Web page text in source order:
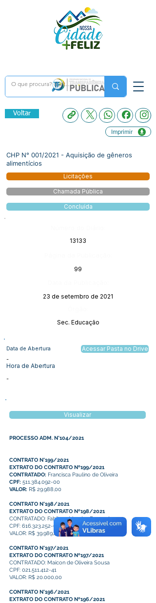
Voltar
Imprimir
CHP N° 001/2021 - Aquisição de gêneros
alimentícios
Licitações
Chamada Pública
Concluída
13133
99
23 de setembro de 2021
Sec. Educação
Data de Abertura
-
Hora de Abertura
-
Acessar Pasta no Drive
Visualizar
PROCESSO ADM. N°104/2021
CONTRATO N°199/2021
EXTRATO DO CONTRATO Nº199/2021
CONTRATADO: Francisca Paulino de Oliveira
CPF: 511.384.092-00
VALOR: R$ 29.988,00
CONTRATO N°198/2021
EXTRATO DO CONTRATO Nº198/2021
CONTRATADO: Fabilene Mendes Fernandes
CPF: 616.323.252-68
VALOR: R$ 39.989,40
CONTRATO N°197/2021
EXTRATO DO CONTRATO Nº197/2021
CONTRATADO: Maicon de Oliveira Sousa
CPF: 021.511.412-41
VALOR: R$ 20.000,00
CONTRATO N°196/2021
EXTRATO DO CONTRATO Nº196/2021